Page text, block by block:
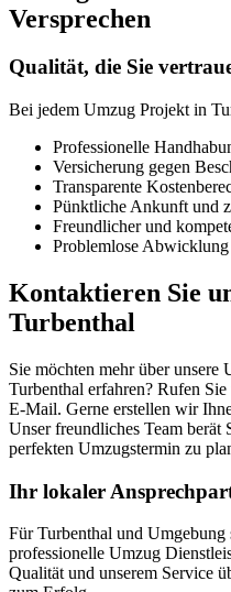
Versprechen
Qualität, die Sie
Bei jedem Umzug Projekt in
Professionelle
Versicherung gegen
Transparente
Pünktliche Ankunft und
Freundlicher und
Problemlose
Kontaktieren Sie
Turbenthal
Sie möchten mehr über unsere
Turbenthal erfahren? Rufen
E-Mail. Gerne erstellen wir
Unser freundliches Team
perfekten Umzugstermin zu
Ihr lokaler
Für Turbenthal und
professionelle Umzug
Qualität und unserem Service